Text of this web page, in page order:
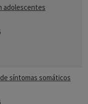
adolescentes
síntomas somáticos